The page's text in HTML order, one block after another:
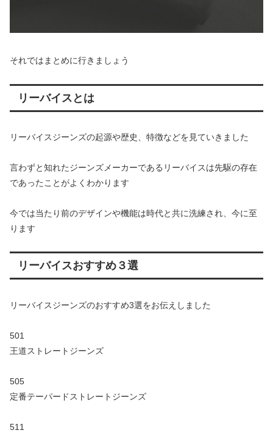
それではまとめに行きましょう
リーバイスとは
リーバイスジーンズの起源や歴史、特徴などを見ていきました
言わずと知れたジーンズメーカーであるリーバイスは先駆の存在
であったことがよくわかります
今では当たり前のデザインや機能は時代と共に洗練され、今に至
ります
リーバイスおすすめ３選
リーバイスジーンズのおすすめ3選をお伝えしました
501
王道ストレートジーンズ
505
定番テーパードストレートジーンズ
511